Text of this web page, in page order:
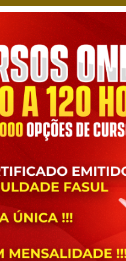
MEC. PORTARIA EAD Nº 499 DE
ATENDIMENTO
É